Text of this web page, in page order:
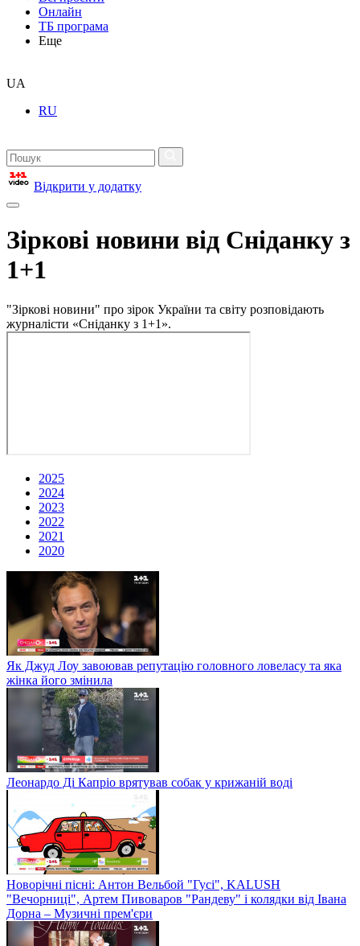
Онлайн
ТБ програма
Еще
UA
RU
Відкрити у додатку
Зіркові новини від Сніданку з
1+1
"Зіркові новини" про зірок України та світу розповідають
журналісти «Сніданку з 1+1».
2025
2024
2023
2022
2021
2020
Як Джуд Лоу завоював репутацію головного ловеласу та яка
жінка його змінила
Леонардо Ді Капріо врятував собак у крижаній воді
Новорічні пісні: Антон Вельбой "Гусі", KALUSH
"Вечорниці", Артем Пивоваров "Рандеву" і колядки від Івана
Дорна – Музичні прем'єри